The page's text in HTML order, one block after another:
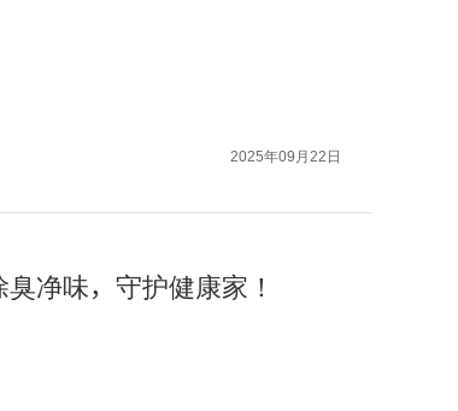
2025年09月22日
净味，守护健康家！